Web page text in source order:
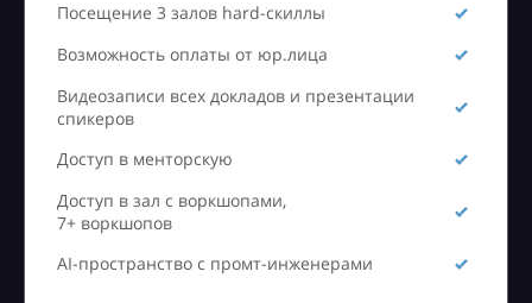
Посещение 3 залов hard-скиллы
Возможность оплаты от юр.лица
Видеозаписи всех докладов и презентации
спикеров
Доступ в менторскую
Доступ в зал с воркшопами,
7+ воркшопов
AI-пространство с промт-инженерами